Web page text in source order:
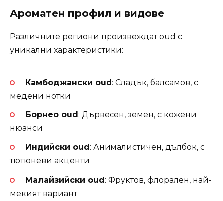
Ароматен профил и видове
Различните региони произвеждат oud с
уникални характеристики:
Камбоджански oud: Сладък, балсамов, с
медени нотки
Борнео oud : Дървесен, земен, с кожени
нюанси
Индийски oud : Анималистичен, дълбок, с
тютюневи акценти
Малайзийски oud: Фруктов, флорален, най-
мекият вариант